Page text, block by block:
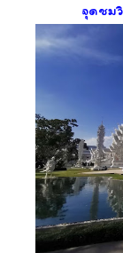
จุดชม